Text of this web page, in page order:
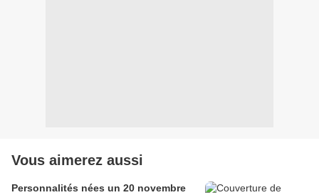
Vous aimerez aussi
Personnalités nées un 20 novembre